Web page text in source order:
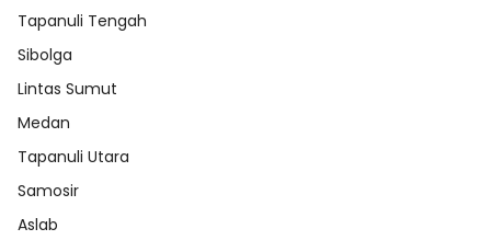
Tapanuli Tengah
Sibolga
Lintas Sumut
Medan
Tapanuli Utara
Samosir
Aslab